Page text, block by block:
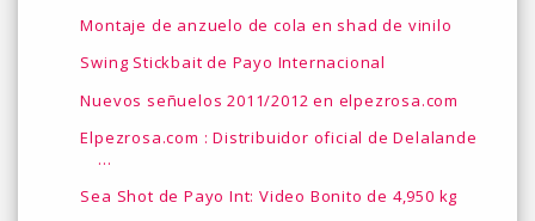
Montaje de anzuelo de cola en shad de vinilo
Swing Stickbait de Payo Internacional
Nuevos señuelos 2011/2012 en elpezrosa.com
Elpezrosa.com : Distribuidor oficial de Delalande
...
Sea Shot de Payo Int: Video Bonito de 4,950 kg